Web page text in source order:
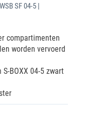
SF 04-5 |
compartimenten
worden vervoerd
S-BOXX 04-5 zwart